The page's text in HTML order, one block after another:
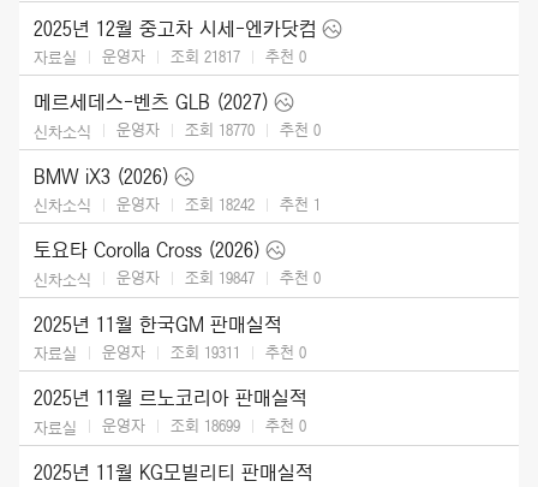
2025년 12월 중고차 시세-엔카닷컴
자료실 운영자 조회 21817 추천 0
메르세데스-벤츠 GLB (2027)
신차소식 운영자 조회 18770 추천 0
BMW iX3 (2026)
신차소식 운영자 조회 18242 추천 1
토요타 Corolla Cross (2026)
신차소식 운영자 조회 19847 추천 0
2025년 11월 한국GM 판매실적
자료실 운영자 조회 19311 추천 0
2025년 11월 르노코리아 판매실적
자료실 운영자 조회 18699 추천 0
2025년 11월 KG모빌리티 판매실적